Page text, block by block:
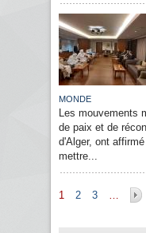
MONDE
Les mouvements
de paix et de
d'Alger, ont
mettre...
Pages
1 2 3 …